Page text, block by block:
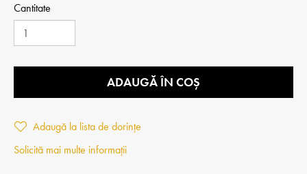
Cantitate
ADAUGĂ ÎN COȘ
Adaugă la lista de dorințe
Solicită mai multe informații